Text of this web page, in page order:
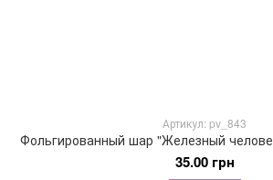
Артикул: pv_843
Фольгированный шар "Железный
35.00 грн